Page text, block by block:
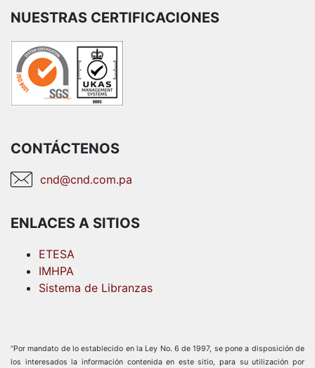
NUESTRAS CERTIFICACIONES
CONTÁCTENOS
cnd@cnd.com.pa
ENLACES A SITIOS
ETESA
IMHPA
Sistema de Libranzas
“Por mandato de lo establecido en la Ley No. 6 de 1997, se pone a disposición de
los interesados la información contenida en este sitio, para su utilización por